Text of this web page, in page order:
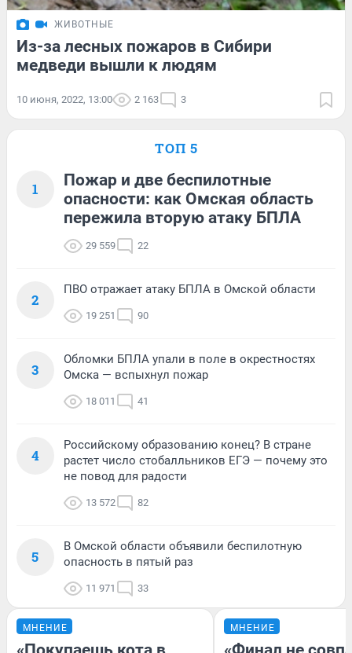
ЖИВОТНЫЕ
Из-за лесных пожаров в Сибири
медведи вышли к людям
10 июня, 2022, 13:00 2 163 3
ТОП 5
1
Пожар и две беспилотные
опасности: как Омская область
пережила вторую атаку БПЛА
29 559 22
2
ПВО отражает атаку БПЛА в Омской области
19 251 90
3
Обломки БПЛА упали в поле в окрестностях
Омска — вспыхнул пожар
18 011 41
4
Российскому образованию конец? В стране
растет число стобалльников ЕГЭ — почему это
не повод для радости
13 572 82
5
В Омской области объявили беспилотную
опасность в пятый раз
11 971 33
МНЕНИЕ МНЕНИЕ